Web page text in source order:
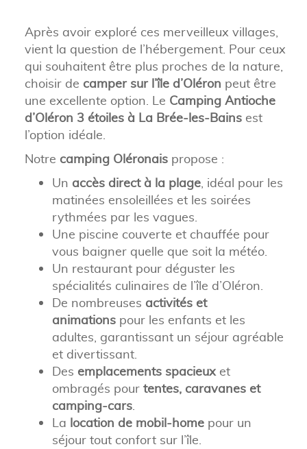
Après avoir exploré ces merveilleux villages,
vient la question de l’hébergement. Pour ceux
qui souhaitent être plus proches de la nature,
choisir de camper sur l’île d’Oléron peut être
une excellente option. Le Camping Antioche
d’Oléron 3 étoiles à La Brée-les-Bainsest
l’option idéale.
Notre camping Oléronaispropose :
Un accès direct à la plage, idéal pour les
matinées ensoleillées et les soirées
rythmées par les vagues.
Une piscine couverte et chauffée pour
vous baigner quelle que soit la météo.
Un restaurant pour déguster les
spécialités culinaires de l’île d’Oléron.
De nombreuses activités et
animationspour les enfants et les
adultes, garantissant un séjour agréable
et divertissant.
Des emplacements spacieuxet
ombragés pour tentes, caravanes et
camping-cars.
La location de mobil-homepour un
séjour tout confort sur l’île.